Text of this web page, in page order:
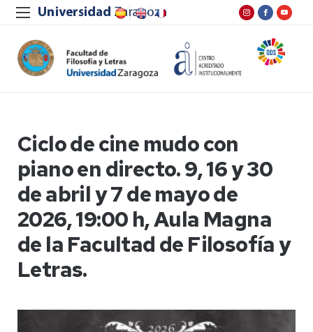
Ciclo de cine mudo con
piano en directo. 9, 16 y 30
de abril y 7 de mayo de
2026, 19:00 h, Aula Magna
de la Facultad de Filosofía y
Letras.